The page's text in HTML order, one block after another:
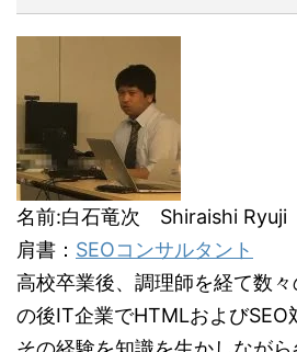
名前:白石竜次 Shiraishi Ryuji
肩書： SEOコンサルタント
高校卒業後、調理師を経て数
の後IT企業でHTMLおよびSEO